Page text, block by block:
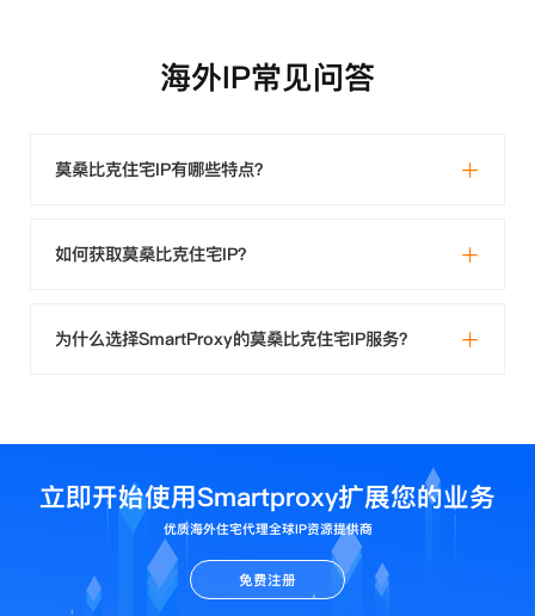
海外IP常见问答
莫桑比克住宅IP有哪些特点？
如何获取莫桑比克住宅IP？
为什么选择SmartProxy的莫桑比克住宅IP服务？
立即开始使用Smartproxy扩展您的业务
优质海外住宅代理全球IP资源提供商
免费注册